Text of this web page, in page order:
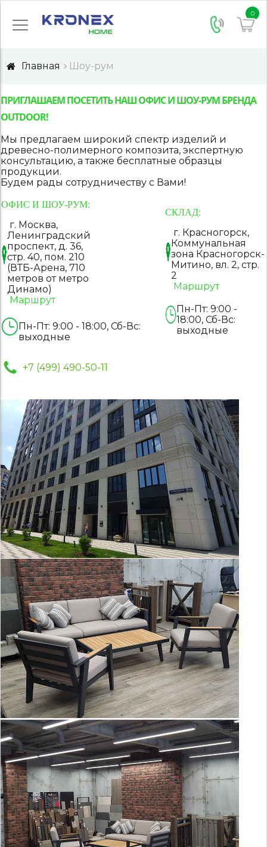
0
Главная Шоу-рум
ПРИГЛАШАЕМ ПОСЕТИТЬ НАШ ОФИС И ШОУ-РУМ БРЕНДА
OUTDOOR!
Мы предлагаем широкий спектр изделий и
древесно-полимерного композита, экспертную
консультацию, а также бесплатные образцы
продукции.
Будем рады сотрудничеству с Вами!
ОФИС И ШОУ-РУМ:
г. Москва,
Ленинградский
проспект, д. 36,
стр. 40, пом. 210
(ВТБ-Арена, 710
метров от метро
Динамо)
Маршрут
Пн-Пт: 9:00 - 18:00, Сб-Вс:
выходные
+7 (499) 490-50-11
СКЛАД:
г. Красногорск,
Коммунальная
зона Красногорск-
Митино, вл. 2, стр.
2
Маршрут
Пн-Пт: 9:00 -
18:00, Сб-Вс:
выходные